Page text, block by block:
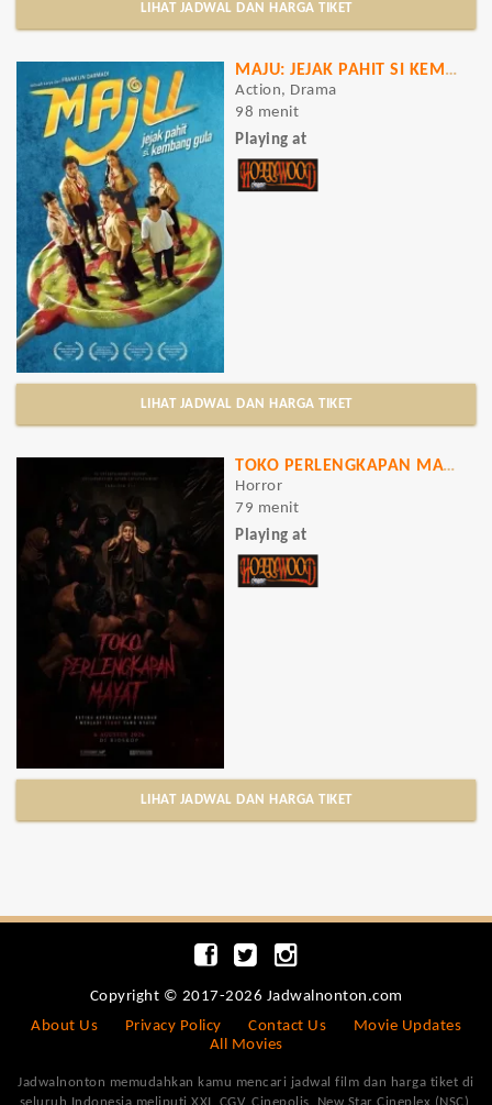
LIHAT JADWAL DAN HARGA TIKET
MAJU: JEJAK PAHIT SI KEMBANG GULA
Action, Drama
98 menit
Playing at
LIHAT JADWAL DAN HARGA TIKET
TOKO PERLENGKAPAN MAYAT
Horror
79 menit
Playing at
LIHAT JADWAL DAN HARGA TIKET
Copyright © 2017-2026 Jadwalnonton.com
About Us
Privacy Policy Contact Us
Movie Updates
All Movies
Jadwalnonton memudahkan kamu mencari jadwal film dan harga tiket di